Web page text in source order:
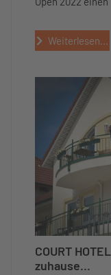
Weiterlesen...
COURT
zuhause...